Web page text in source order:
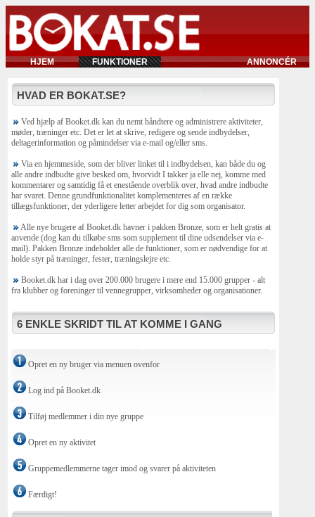
HJEM FUNKTIONER ANNONCÉR
HVAD ER BOKAT.SE?
Ved hjælp af Booket.dk kan du nemt håndtere og administrere aktiviteter,
møder, træninger etc. Det er let at skrive, redigere og sende indbydelser,
deltagerinformation og påmindelser via e-mail og/eller sms.
Via en hjemmeside, som der bliver linket til i indbydelsen, kan både du og
alle andre indbudte give besked om, hvorvidt I takker ja elle nej, komme med
kommentarer og samtidig få et enestående overblik over, hvad andre indbudte
har svaret. Denne grundfunktionalitet komplementeres af en række
tillægsfunktioner, der yderligere letter arbejdet for dig som organisator.
Alle nye brugere af Booket.dk havner i pakken Bronze, som er helt gratis at
anvende (dog kan du tilkøbe sms som supplement til dine udsendelser via e-
mail). Pakken Bronze indeholder alle de funktioner, som er nødvendige for at
holde styr på træninger, fester, træningslejre etc.
Booket.dk har i dag over 200.000 brugere i mere end 15.000 grupper - alt
fra klubber og foreninger til vennegrupper, virksomheder og organisationer.
6 ENKLE SKRIDT TIL AT KOMME I GANG
Opret en ny bruger via menuen ovenfor
Log ind på Booket.dk
Tilføj medlemmer i din nye gruppe
Opret en ny aktivitet
Gruppemedlemmerne tager imod og svarer på aktiviteten
Færdigt!